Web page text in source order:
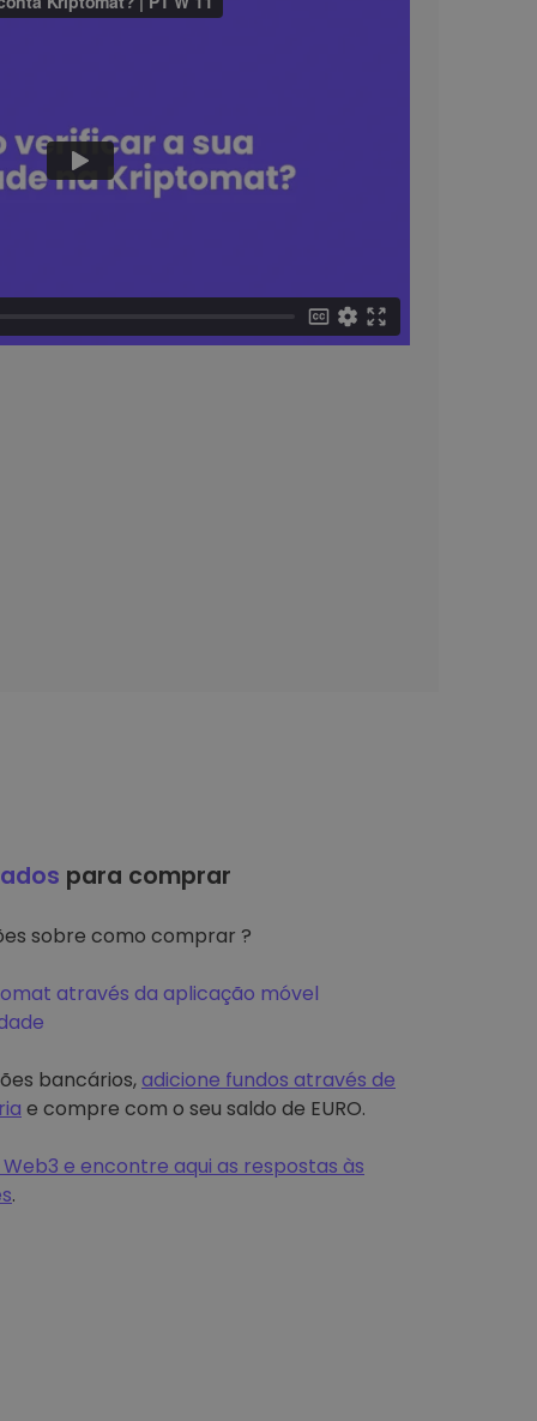
para comprar
sobre como comprar ?
através da aplicação móvel
bancários,adicione fundos através de
e compre com o seu saldo de EURO.
e encontre aqui as respostas às
.